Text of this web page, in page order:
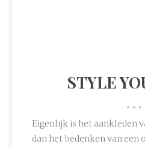
STYLE
•••
Eigenlijk is het aankleden
dan het bedenken van